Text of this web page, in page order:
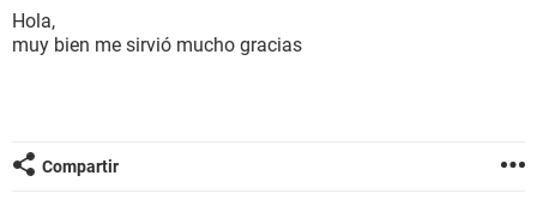
Hola,
muy bien me sirvió mucho gracias
Compartir